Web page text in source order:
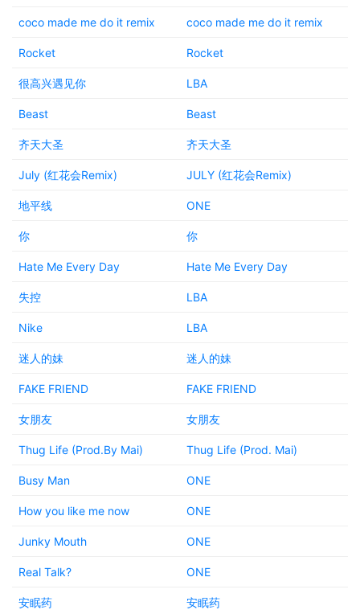
coco made me do it remix coco made me do it remix
Rocket Rocket
很高兴遇见你 LBA
Beast Beast
齐天大圣 齐天大圣
July (红花会Remix) JULY (红花会Remix)
地平线 ONE
你 你
Hate Me Every Day Hate Me Every Day
失控 LBA
Nike LBA
迷人的妹 迷人的妹
FAKE FRIEND FAKE FRIEND
女朋友 女朋友
Thug Life (Prod.By Mai) Thug Life (Prod. Mai)
Busy Man ONE
How you like me now ONE
Junky Mouth ONE
Real Talk? ONE
安眠药 安眠药